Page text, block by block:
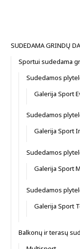
SUDEDAMA GRINDŲ
Sportui sudedama
Sudedamos
Galerija Sport
Sudedamos
Galerija Sport
Sudedamos
Galerija Sport
Sudedamos
Galerija Sport
Balkonų ir terasų